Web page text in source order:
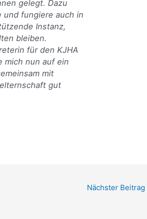
gelegt. Dazu
und fungiere auch in
Instanz,
bleiben.
für den KJHA
mich nun auf ein
mit
gut
Nächster Beitrag